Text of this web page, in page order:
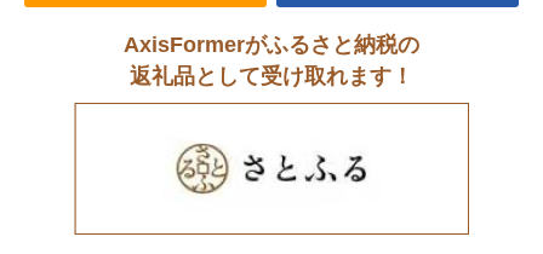
AxisFormerがふるさと納税の
返礼品として受け取れます！